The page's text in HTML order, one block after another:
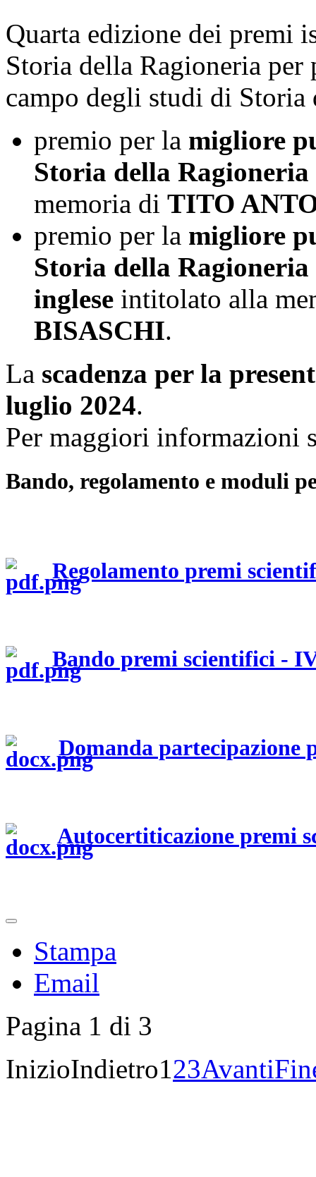
Quarta edizione dei premi
Storia della Ragioneria
campo degli studi di Storia
premio per la migliore
Storia della
memoria di TITO
premio per la migliore
Storia della
inglese intitolato alla
BISASCHI.
La scadenza per la
luglio 2024.
Per maggiori informazioni
Bando, regolamento e moduli
Regolamento premi
Bando premi scientifici -
Domanda partecipazione
Autocertiticazione premi
Stampa
Email
Pagina 1 di 3
InizioIndietro123Avanti